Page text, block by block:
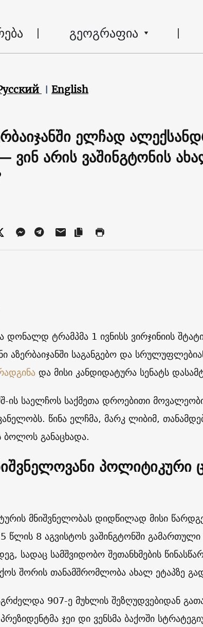
გეოგრაფია
English
ელჩად
ვინ არის ვაშინგტონის
დონალდ ტრამპმა 1 ივნისს ვირჯინიის
საგანგებო და
და მისი კანდიდატურა სენატს
ის საელჩოს საქმეთა დროებითი
წინა ელჩმა, მარკ ლიბიმ,
ბოლოს განაცხადა.
პოლიტიკური
მნიშვნელობას დიდწილად მისი
წლის 8 აგვისტოს ვაშინგტონში გამართული
სადაც სამშვიდობო შეთანხმების
შორის თანამშრომლობა ახალ ეტაპზე
907-ე მუხლის შეზღუდვებიდან
ჯეი დი ვენსმა ბაქოში